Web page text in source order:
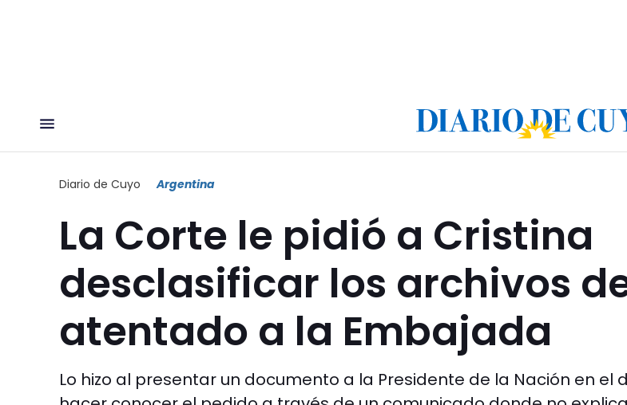
Diario de Cuyo Argentina
La Corte le pidió a Cristina
desclasificar los archivos
atentado a la Embajada
Lo hizo al presentar un documento a la Presidente de la Nación en el